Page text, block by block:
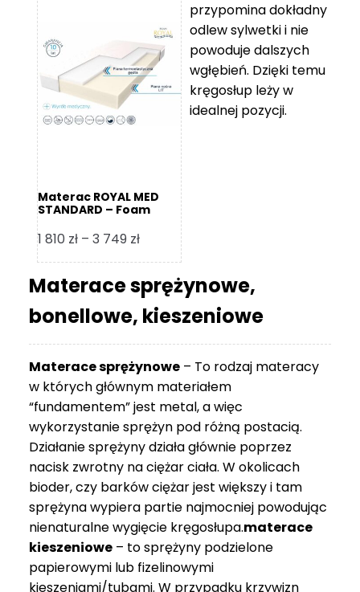
119 zł
do
11
670 zł
Materac ROYAL MED
STANDARD – Foam
1 810 zł – 3 749 złZakres
cen:
od
1
810 zł
749 zł
przypomina dokładny
odlew sylwetki i nie
powoduje dalszych
wgłębień. Dzięki temu
kręgosłup leży w
idealnej pozycji.
Materace sprężynowe,
bonellowe, kieszeniowe
Materace sprężynowe – To rodzaj materacy
w których głównym materiałem
“fundamentem” jest metal, a więc
wykorzystanie sprężyn pod różną postacią.
Działanie sprężyny działa głównie poprzez
nacisk zwrotny na ciężar ciała. W okolicach
bioder, czy barków ciężar jest większy i tam
sprężyna wypiera partie najmocniej powodując
nienaturalne wygięcie kręgosłupa.materace
kieszeniowe – to sprężyny podzielone
papierowymi lub fizelinowymi
kieszeniami/tubami. W przypadku krzywizn